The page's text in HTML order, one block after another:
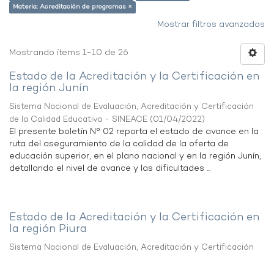
Materia: Acreditación de programas ×
Mostrar filtros avanzados
Mostrando ítems 1-10 de 26
Estado de la Acreditación y la Certificación en
la región Junín
Sistema Nacional de Evaluación, Acreditación y Certificación
de la Calidad Educativa - SINEACE (01/04/2022)
El presente boletín N° 02 reporta el estado de avance en la
ruta del aseguramiento de la calidad de la oferta de
educación superior, en el plano nacional y en la región Junín,
detallando el nivel de avance y las dificultades ...
Estado de la Acreditación y la Certificación en
la región Piura
Sistema Nacional de Evaluación, Acreditación y Certificación